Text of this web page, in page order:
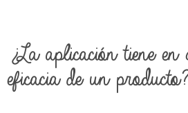
¿La aplicación tiene en
eficacia de un producto?